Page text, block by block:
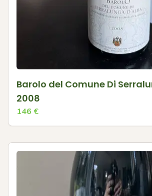
Barolo del Comune Di
2008
146 €